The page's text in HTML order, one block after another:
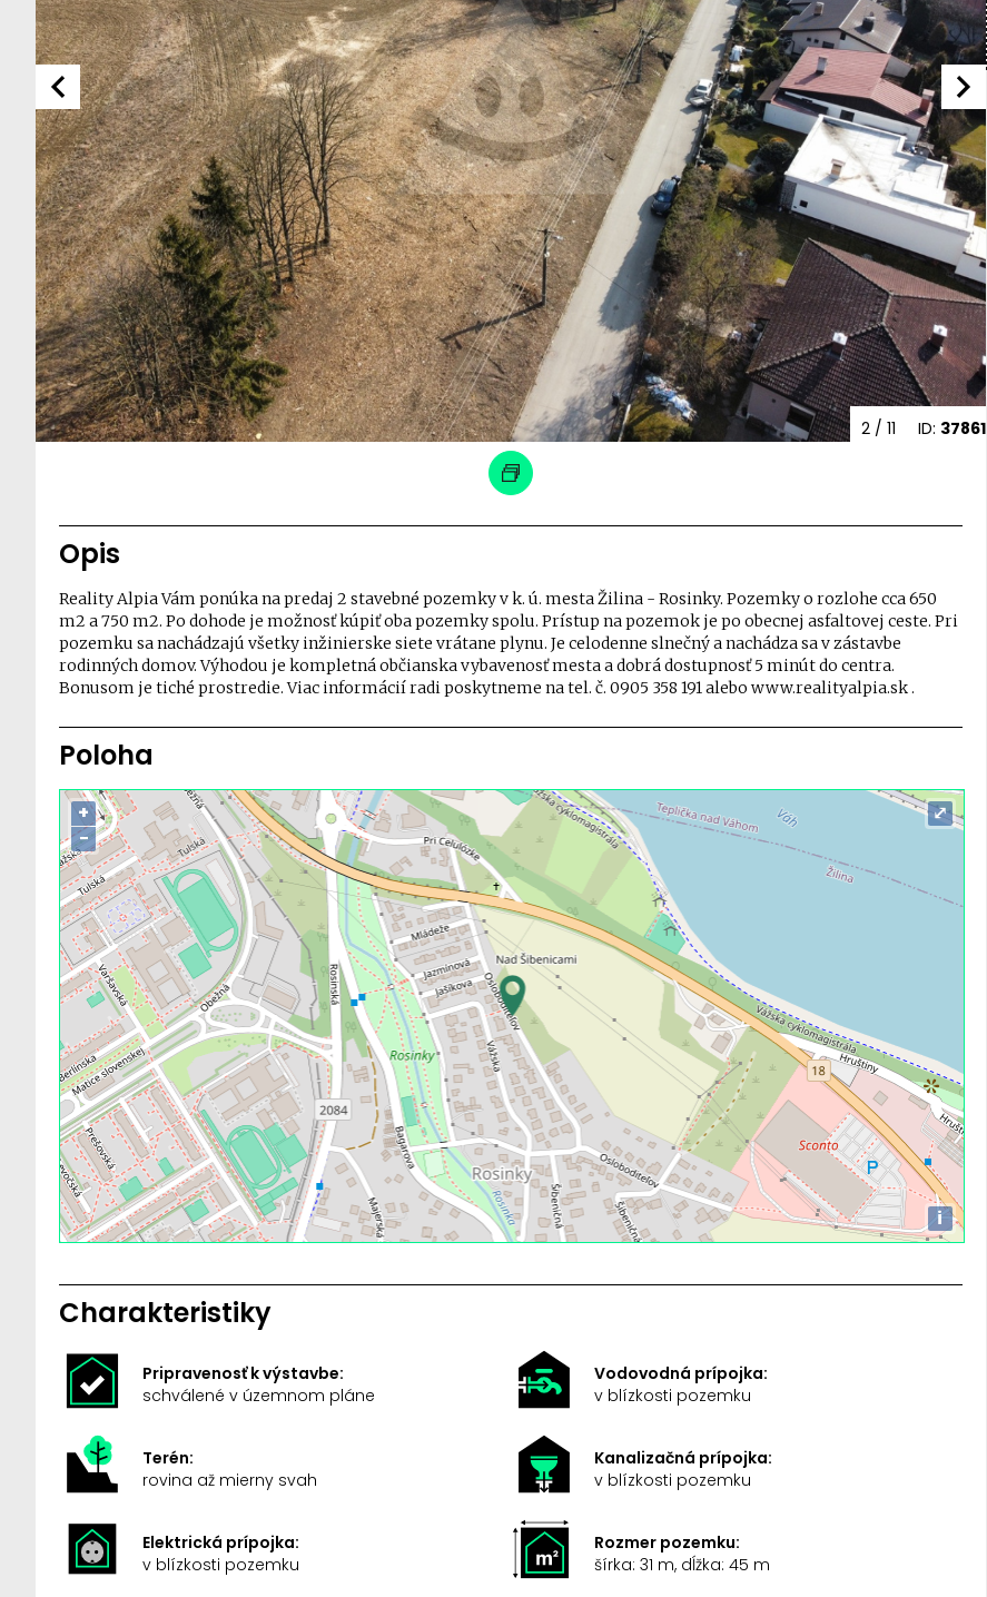
ID: 37861
3/ 11
Opis
Reality Alpia Vám ponúka na predaj 2 stavebné pozemky v k. ú. mesta Žilina - Rosinky. Pozemky o rozlohe cca 650
m2 a 750 m2. Po dohode je možnosť kúpiť oba pozemky spolu. Prístup na pozemok je po obecnej asfaltovej ceste. Pri
pozemku sa nachádzajú všetky inžinierske siete vrátane plynu. Je celodenne slnečný a nachádza sa v zástavbe
rodinných domov. Výhodou je kompletná občianska vybavenosť mesta a dobrá dostupnosť 5 minút do centra.
Bonusom je tiché prostredie. Viac informácií radi poskytneme na tel. č. 0905 358 191 alebo www.realityalpia.sk .
Poloha
+
−
i
⤢
Charakteristiky
Pripravenosť k výstavbe:
schválené v územnom pláne
Vodovodná prípojka:
v blízkosti pozemku
Terén:
rovina až mierny svah
Kanalizačná prípojka:
v blízkosti pozemku
Elektrická prípojka:
v blízkosti pozemku
Rozmer pozemku:
šírka: 31 m, dĺžka: 45 m